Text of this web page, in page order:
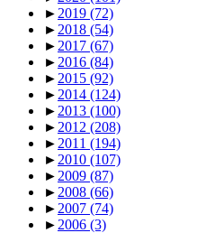
► 2019 (72)
► 2018 (54)
► 2017 (67)
► 2016 (84)
► 2015 (92)
► 2014 (124)
► 2013 (100)
► 2012 (208)
► 2011 (194)
► 2010 (107)
► 2009 (87)
► 2008 (66)
► 2007 (74)
► 2006 (3)